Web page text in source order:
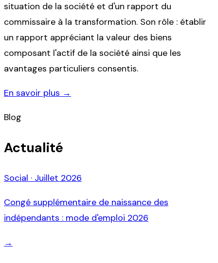
situation de la société et d'un rapport du
commissaire à la transformation. Son rôle : établir
un rapport appréciant la valeur des biens
composant l'actif de la société ainsi que les
avantages particuliers consentis.
En savoir plus →
Blog
Actualité
Social · Juillet 2026
Congé supplémentaire de naissance des
indépendants : mode d'emploi 2026
→